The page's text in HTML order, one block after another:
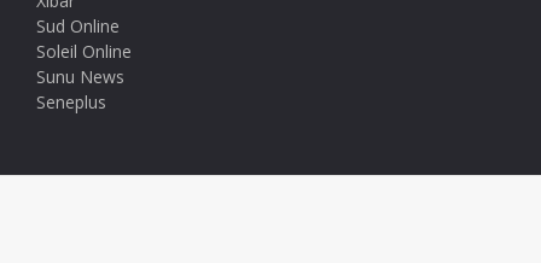
Sud Online
Soleil Online
Sunu News
Seneplus